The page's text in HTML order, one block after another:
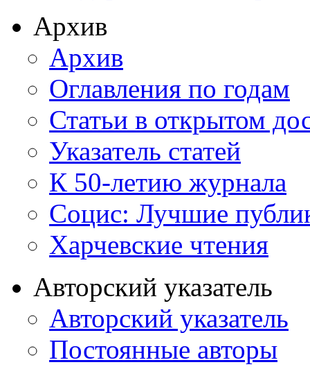
Архив
Архив
Оглавления по годам
Статьи в открытом
Указатель статей
К 50-летию журнала
Социс: Лучшие
Харчевские чтения
Авторский указатель
Авторский указатель
Постоянные авторы